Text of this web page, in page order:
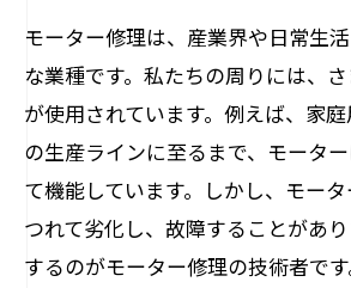
モーター修理は、産業界や日常生
な業種です。私たちの周りには、
が使用されています。例えば、家
の生産ラインに至るまで、モータ
て機能しています。しかし、モー
つれて劣化し、故障することがあ
するのがモーター修理の技術者で